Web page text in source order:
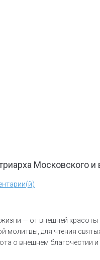
Московского
— от внешней
молитвы, для чтения
о внешнем